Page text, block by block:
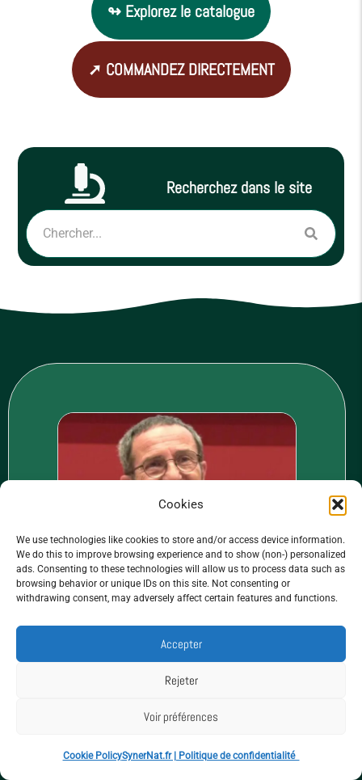
Cookies
We use technologies like cookies to store and/or access device information.
We do this to improve browsing experience and to show (non-) personalized
ads. Consenting to these technologies will allow us to process data such as
browsing behavior or unique IDs on this site. Not consenting or
withdrawing consent, may adversely affect certain features and functions.
Accepter
Rejeter
Voir préférences
Cookie PolicySynerNat.fr | Politique de confidentialité
↬ Explorez le catalogue
➚ COMMANDEZ DIRECTEMENT
Recherchez dans le site
Les produits de Jacques